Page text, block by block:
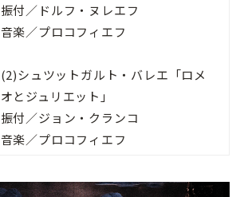
振付／ドルフ・ヌレエフ
音楽／プロコフィエフ
(2)シュツットガルト・バレエ「ロメ
オとジュリエット」
振付／ジョン・クランコ
音楽／プロコフィエフ